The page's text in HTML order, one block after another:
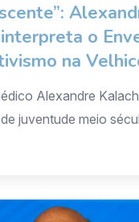
o
na
Alexandre
juventude meio
universitário